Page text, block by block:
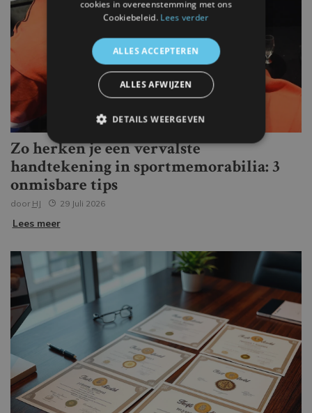
Zo herken je een vervalste
handtekening in sportmemorabilia: 3
onmisbare tips
door HJ 29 Juli 2026
Lees meer
cookies in overeenstemming met ons
Cookiebeleid. Lees verder
ALLES ACCEPTEREN
ALLES AFWIJZEN
DETAILS WEERGEVEN